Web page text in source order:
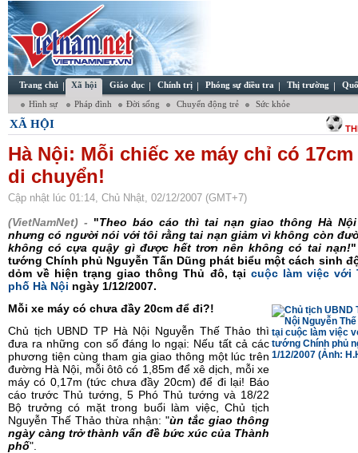
Trang chủ Xã hội Giáo dục Chính trị Phóng sự điều tra Thị trường
Hình sự Pháp đình Đời sống Chuyển động trẻ Sức khỏe
XÃ HỘI
Hà Nội: Mỗi chiếc xe máy chỉ có 17cm
di chuyển!
Cập nhật lúc 01:14, Chủ Nhật, 02/12/2007 (GMT+7)
(VietNamNet) - "Theo báo cáo thì tai nạn giao thông Hà Nội
nhưng có người nói với tôi rằng tai nạn giảm vì không còn
không có cựa quậy gì được hết trơn nên không có tai nạn!"
tướng Chính phủ Nguyễn Tấn Dũng phát biểu một cách sinh
dỏm về hiện trạng giao thông Thủ đô, tại cuộc làm việc với
phố Hà Nội ngày 1/12/2007.
Mỗi xe máy có chưa đầy 20cm để đi?!
Chủ tịch UBND TP Hà Nội Nguyễn Thế Thảo thì
đưa ra những con số đáng lo ngại: Nếu tất cả các
phương tiện cùng tham gia giao thông một lúc trên
đường Hà Nội, mỗi ôtô có 1,85m để xê dịch, mỗi xe
máy có 0,17m (tức chưa đầy 20cm) để đi lại! Báo
cáo trước Thủ tướng, 5 Phó Thủ tướng và 18/22
Bộ trưởng có mặt trong buổi làm việc, Chủ tịch
Nguyễn Thế Thảo thừa nhận: "ùn tắc giao thông
ngày càng trở thành vấn đề bức xúc của Thành
phố".